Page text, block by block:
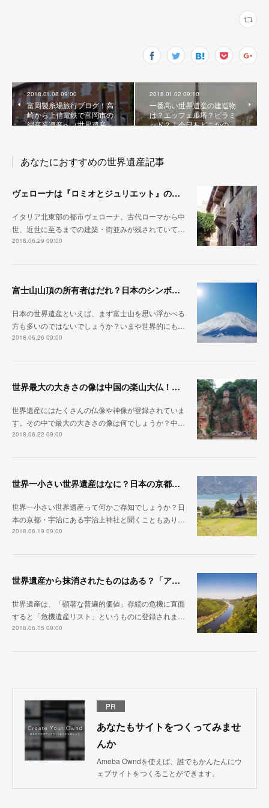
2018.01.08 09:00
富岡製糸場旅行ブログ！高
崎から上信電鉄で富岡市の
絹産業遺産へ（世界遺産…
2018.01.02 09:10
一番高い世界遺産の建造物
は？エッフェル塔？ピラミ
ッド？｜今日もどこかの…
あなたにおすすめの世界遺産記事
ヴェローナは『ロミオとジュリエット』の舞台となった街！あの有名なバルコニーもある？｜今日もどこかの世界遺産
イタリア北東部の都市ヴェローナ。古代ローマから中
世、近世に至るまでの建築・街並みが残されていて…
2018.06.29 09:00
富士山山頂の所有者はだれ？日本のシンボルは国有地ではなく私有地？山頂の住所はある？｜今日もどこかの世界遺産
日本の世界遺産といえば、まず富士山を思い浮かべる
方も多いのではないでしょうか？いまや世界的にも…
2018.06.26 09:00
世界最大の大きさの像は中国の楽山大仏！その大きさは約71m！2位の大きさの像は？｜今日もどこかの世界遺産
世界遺産にはたくさんの仏像や神像が登録されていま
す。その中で最大の大きさの像は何でしょうか？中…
2018.06.22 09:00
世界一小さい世界遺産はなに？日本の京都・宇治にある宇治上神社？それとも・・・｜今日もどこかの世界遺産
世界一小さい世界遺産って何かご存知でしょうか？日
本の京都・宇治にある宇治上神社と聞くこともあり…
2018.06.19 09:00
世界遺産から抹消されたものはある？「アラビアオリックスの保護区」「ドレスデン・エルベ渓谷」｜今日もどこかの世界遺産
世界遺産は、「顕著な普遍的価値」存続の危機に直面
すると「危機遺産リスト」というものに登録されま…
2018.06.15 09:00
PR
あなたもサイトをつくってみませ
んか
Ameba Owndを使えば、誰でもかんたんにウ
ェブサイトをつくることができます。